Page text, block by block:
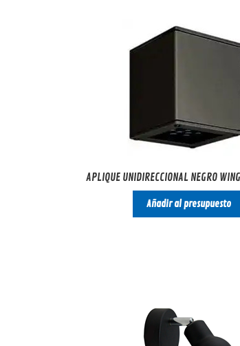
APLIQUE UNIDIRECCIONAL NEGRO
Añadir al presupuesto